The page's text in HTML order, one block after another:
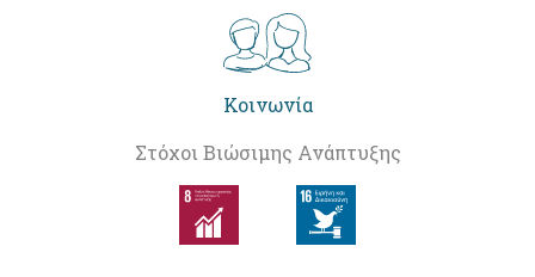
Κοινωνία
Στόχοι Βιώσιμης Ανάπτυξης